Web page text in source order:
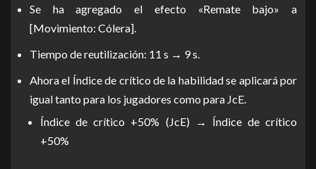
Se ha agregado el efecto «Remate bajo» a
[Movimiento: Cólera].
Tiempo de reutilización: 11 s → 9 s.
Ahora el Índice de crítico de la habilidad se aplicará por
igual tanto para los jugadores como para JcE.
Índice de crítico +50% (JcE) → Índice de crítico
+50%